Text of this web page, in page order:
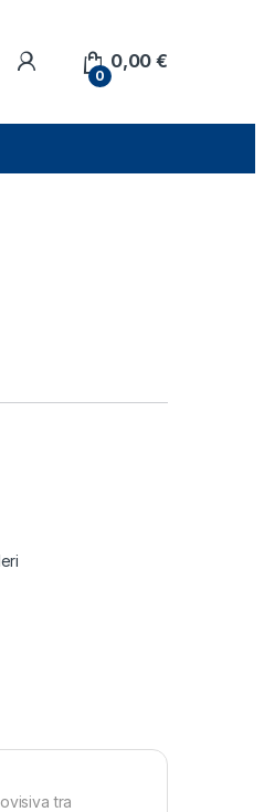
0
0,00€
tra